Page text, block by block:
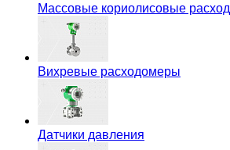
Массовые кориолисовые
Вихревые расходомеры
Датчики давления